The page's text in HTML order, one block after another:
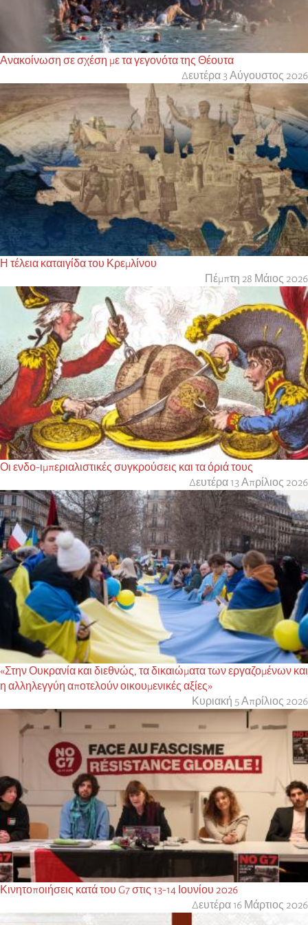
Ανακοίνωση σε σχέση με τα γεγονότα της Θέουτα
Δευτέρα 3 Αύγουστος 2026
Η τέλεια καταιγίδα του Κρεμλίνου
Πέμπτη 28 Μάιος 2026
Οι ενδο-ιμπεριαλιστικές συγκρούσεις και τα όριά τους
Δευτέρα 13 Απρίλιος 2026
«Στην Ουκρανία και διεθνώς, τα δικαιώματα των εργαζομένων και
η αλληλεγγύη αποτελούν οικουμενικές αξίες»
Κυριακή 5 Απρίλιος 2026
Κινητοποιήσεις κατά του G7 στις 13-14 Ιουνίου 2026
Δευτέρα 16 Μάρτιος 2026